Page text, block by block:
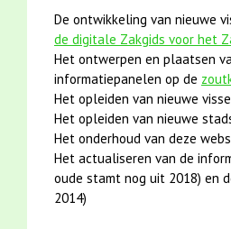
De ontwikkeling van nieuwe
de digitale Zakgids voor het
Het ontwerpen en plaatsen
informatiepanelen op de
Het opleiden van nieuwe
Het opleiden van nieuwe
Het onderhoud van deze
Het actualiseren van de
oude stamt nog uit 2018) en
2014)